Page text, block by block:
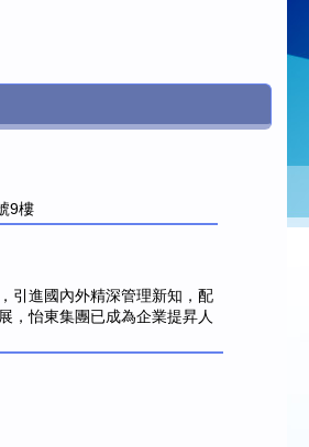
9樓
引進國內外精深管理新知，配
，怡東集團已成為企業提昇人